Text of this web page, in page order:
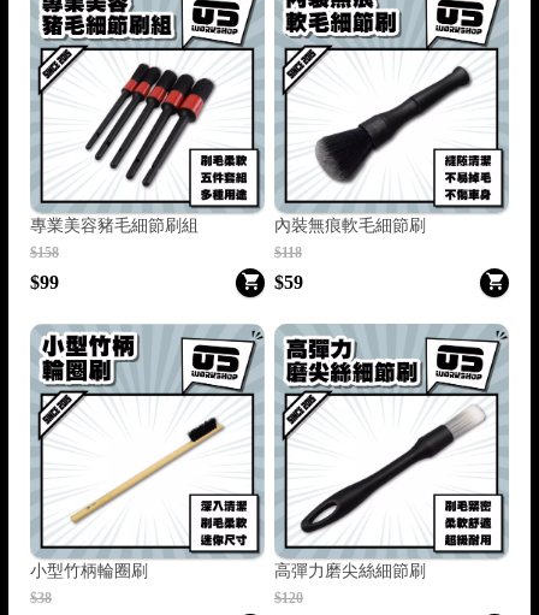
專業美容豬毛細節刷組
$158
$99
內裝無痕軟毛細節刷
$118
$59
小型竹柄輪圈刷
$38
高彈力磨尖絲細節刷
$120